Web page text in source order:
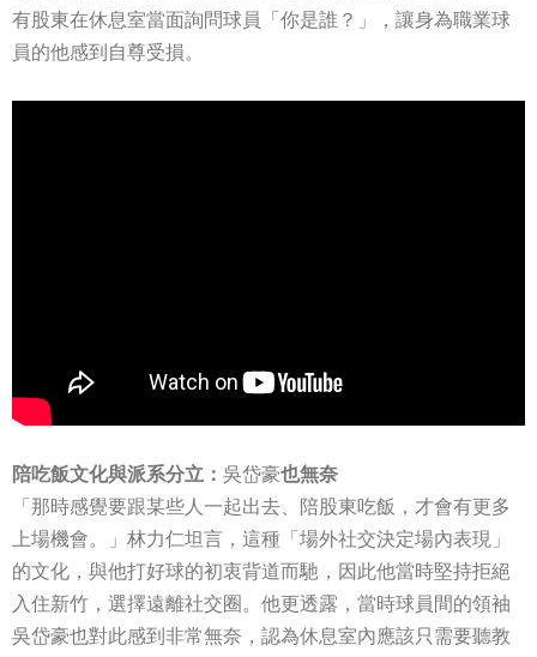
有股東在休息室當面詢問球員「你是誰？」，讓身為職業球
員的他感到自尊受損。
陪吃飯文化與派系分立： 吳岱豪也無奈
「那時感覺要跟某些人一起出去、陪股東吃飯，才會有更多
上場機會。」林力仁坦言，這種「場外社交決定場內表現」
的文化，與他打好球的初衷背道而馳，因此他當時堅持拒絕
入住新竹，選擇遠離社交圈。他更透露，當時球員間的領袖
吳岱豪也對此感到非常無奈，認為休息室內應該只需要聽教